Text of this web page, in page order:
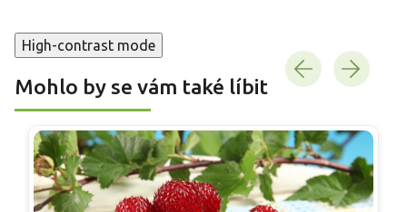
High-contrast mode
Mohlo by se vám také líbit